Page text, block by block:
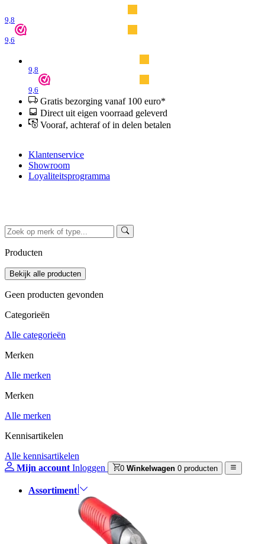
9,8
9,6
9,8
9,6
Gratis bezorging vanaf 100 euro*
Direct uit eigen voorraad geleverd
Vooraf, achteraf of in delen betalen
Klantenservice
Showroom
Loyaliteitsprogramma
Producten
Geen producten gevonden
Categorieën
Alle categorieën
Merken
Alle merken
Merken
Alle merken
Kennisartikelen
Alle kennisartikelen
Mijn account Inloggen 0 Winkelwagen 0 producten
Assortiment